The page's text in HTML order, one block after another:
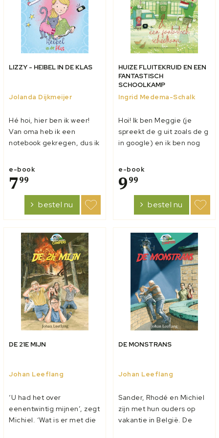
LIZZY - HEIBEL IN DE KLAS
Jolanda Dijkmeijer
Hé hoi, hier ben ik weer!
Van oma heb ik een
notebook gekregen, dus ik
vertellen. Je vraagt je vast
af hoe het nu met Laura
gaat. Weet je, ze wordt
langzaam (erg langzaam)
weer de zus zoals ze was!
Maar er is wel iets anders
e-book
7 99
bestel nu
HUIZE FLUITEKRUID EN EEN
FANTASTISCH
SCHOOLKAMP
Ingrid Medema-Schalk
Hoi! Ik ben Meggie (je
spreekt de g uit zoals de g
in google) en ik ben nog
Huize Fluitekruid, een
groot, oud huis aan de
rand van een dorp. En nu
moet je horen! Op onze
school gaan ze nooit op...
e-book
9 99
bestel nu
DE 21E MIJN
Johan Leeflang
‘U had het over
eenentwintig mijnen’, zegt
Michiel. ‘Wat is er met die
DE MONSTRANS
Johan Leeflang
Sander, Rhodé en Michiel
zijn met hun ouders op
vakantie in België. De